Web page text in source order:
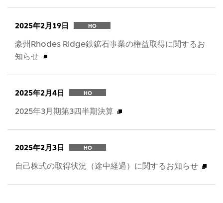
2025年2月19日 HO
豪州Rhodes Ridge鉄鉱石事業の権益取得に関するお
知らせ
2025年2月4日 HO
2025年3月期第3四半期決算
2025年2月3日 HO
自己株式の取得状況（途中経過）に関するお知らせ